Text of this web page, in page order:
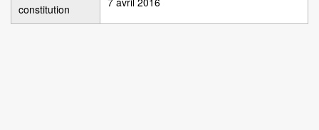
constitution